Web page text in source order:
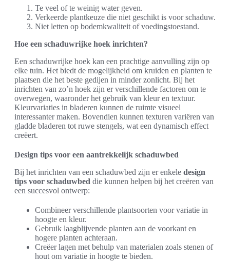
Te veel of te weinig water geven.
Verkeerde plantkeuze die niet geschikt is voor schaduw.
Niet letten op bodemkwaliteit of voedingstoestand.
Hoe een schaduwrijke hoek inrichten?
Een schaduwrijke hoek kan een prachtige aanvulling zijn op
elke tuin. Het biedt de mogelijkheid om kruiden en planten te
plaatsen die het beste gedijen in minder zonlicht. Bij het
inrichten van zo’n hoek zijn er verschillende factoren om te
overwegen, waaronder het gebruik van kleur en textuur.
Kleurvariaties in bladeren kunnen de ruimte visueel
interessanter maken. Bovendien kunnen texturen variëren van
gladde bladeren tot ruwe stengels, wat een dynamisch effect
creëert.
Design tips voor een aantrekkelijk schaduwbed
Bij het inrichten van een schaduwbed zijn er enkele design
tips voor schaduwbed die kunnen helpen bij het creëren van
een succesvol ontwerp:
Combineer verschillende plantsoorten voor variatie in
hoogte en kleur.
Gebruik laagblijvende planten aan de voorkant en
hogere planten achteraan.
Creëer lagen met behulp van materialen zoals stenen of
hout om variatie in hoogte te bieden.